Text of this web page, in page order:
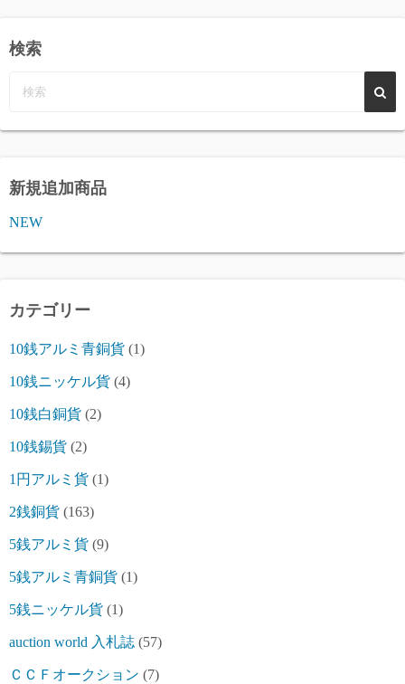
検索
新規追加商品
NEW
カテゴリー
10銭アルミ青銅貨 (1)
10銭ニッケル貨 (4)
10銭白銅貨 (2)
10銭錫貨 (2)
1円アルミ貨 (1)
2銭銅貨 (163)
5銭アルミ貨 (9)
5銭アルミ青銅貨 (1)
5銭ニッケル貨 (1)
auction world 入札誌 (57)
ＣＣＦオークション (7)